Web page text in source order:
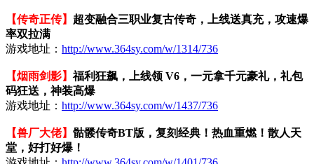
【传奇正传】 超变融合三职业复古传奇，上线送真充，攻速爆
率双拉满
游戏地址： http://www.364sy.com/w/1314/736
【烟雨剑影】福利狂飙，上线领 V6，一元拿千元豪礼，礼包
码狂送，神装高爆
游戏地址： http://www.364sy.com/w/1437/736
【兽厂大佬】 骷髅传奇BT版，复刻经典！热血重燃！散人天
堂，好打好爆！